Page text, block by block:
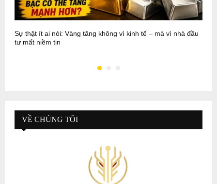
Sự thật ít ai nói: Vàng tăng không vì kinh tế – mà vì nhà đầu
tư mất niềm tin
VỀ CHÚNG TÔI